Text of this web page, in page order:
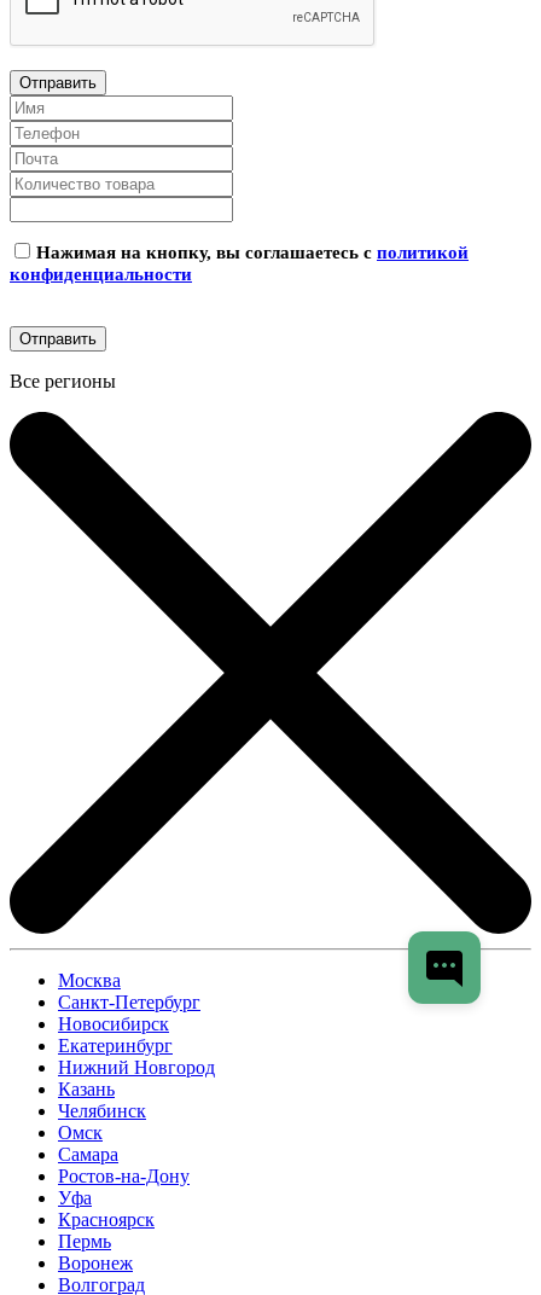
Нажимая на кнопку, вы соглашаетесь с политикой
конфиденциальности
Все регионы
Москва
Санкт-Петербург
Новосибирск
Екатеринбург
Нижний Новгород
Казань
Челябинск
Омск
Самара
Ростов-на-Дону
Уфа
Красноярск
Пермь
Воронеж
Волгоград